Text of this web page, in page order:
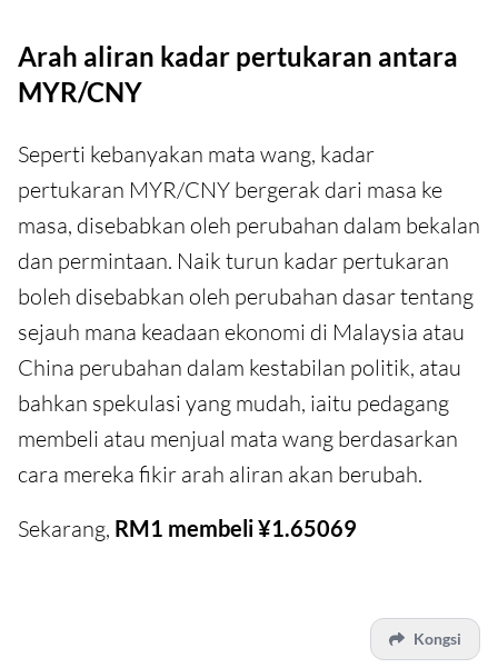
Arah aliran kadar pertukaran antara
MYR/CNY
Seperti kebanyakan mata wang, kadar
pertukaran MYR/CNY bergerak dari masa ke
masa, disebabkan oleh perubahan dalam bekalan
dan permintaan. Naik turun kadar pertukaran
boleh disebabkan oleh perubahan dasar tentang
sejauh mana keadaan ekonomi di Malaysia atau
China perubahan dalam kestabilan politik, atau
bahkan spekulasi yang mudah, iaitu pedagang
membeli atau menjual mata wang berdasarkan
cara mereka fikir arah aliran akan berubah.
Sekarang, RM1 membeli ¥1.65069
Kongsi